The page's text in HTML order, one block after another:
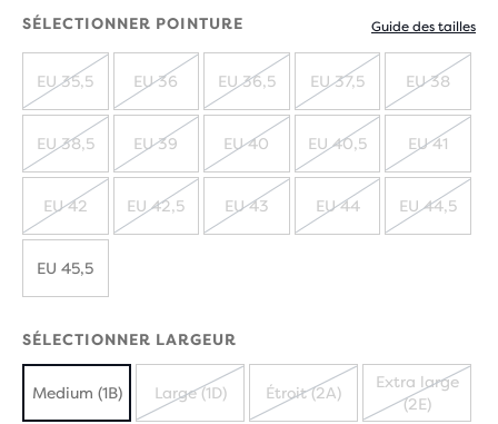
SÉLECTIONNER POINTURE Guide des tailles
ÉPUISÉ
EU 35,5
ÉPUISÉ
EU 36
ÉPUISÉ
EU 36,5
ÉPUISÉ
EU 37,5 EU 38
ÉPUISÉ
EU 38,5
ÉPUISÉ
EU 39
ÉPUISÉ
EU 40
ÉPUISÉ
EU 40,5 EU 41
ÉPUISÉ
EU 42
ÉPUISÉ
EU 42,5
ÉPUISÉ
EU 43
ÉPUISÉ
EU 44 EU 44,5
EU 45,5
SÉLECTIONNER LARGEUR
Medium (1B)
ÉPUISÉ
Large (1D)
ÉPUISÉ
Étroit (2A)
ÉPUISÉ
Extra large
(2E)